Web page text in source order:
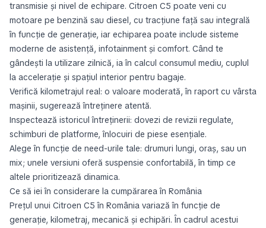
transmisie și nivel de echipare. Citroen C5 poate veni cu
motoare pe benzină sau diesel, cu tracțiune față sau integrală
în funcție de generație, iar echiparea poate include sisteme
moderne de asistență, infotainment și comfort. Când te
gândești la utilizare zilnică, ia în calcul consumul mediu, cuplul
la accelerație și spațiul interior pentru bagaje.
Verifică kilometrajul real: o valoare moderată, în raport cu vârsta
mașinii, sugerează întreținere atentă.
Inspectează istoricul întreținerii: dovezi de revizii regulate,
schimburi de platforme, înlocuiri de piese esențiale.
Alege în funcție de need-urile tale: drumuri lungi, oraș, sau un
mix; unele versiuni oferă suspensie confortabilă, în timp ce
altele prioritizează dinamica.
Ce să iei în considerare la cumpărarea în România
Prețul unui Citroen C5 în România variază în funcție de
generație, kilometraj, mecanică și echipări. În cadrul acestui